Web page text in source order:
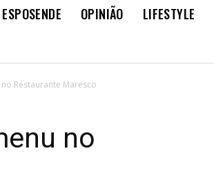
ESPOSENDE OPINIÃO LIFESTYLE
Restaurante Maresco
no